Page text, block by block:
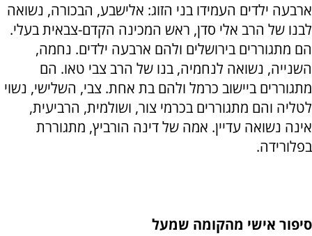
ארבעה ילדים העמידו בני הזוג: אלישבע, הבכורה, נשואה
לבנו של הרב אלי סדן, ראש המכינה הקדם-צבאית בעלי.
הם מתגוררים בירושלים ולהם ארבעה ילדים. נחמה,
השנייה, נשואה לנחמיה, בנו של הרב צבי טאו. הם
מתגוררים ביישוב כרמל ולהם בת אחת. צבי, השלישי, נשוי
לטליה והם מתגוררים בכרמי צור, ושולמית, הרביעית,
אינה נשואה עדיין. אמה של דינה הורביץ, מתגוררת
בפלורידה.
סיפור אישי מהקומה שמעל